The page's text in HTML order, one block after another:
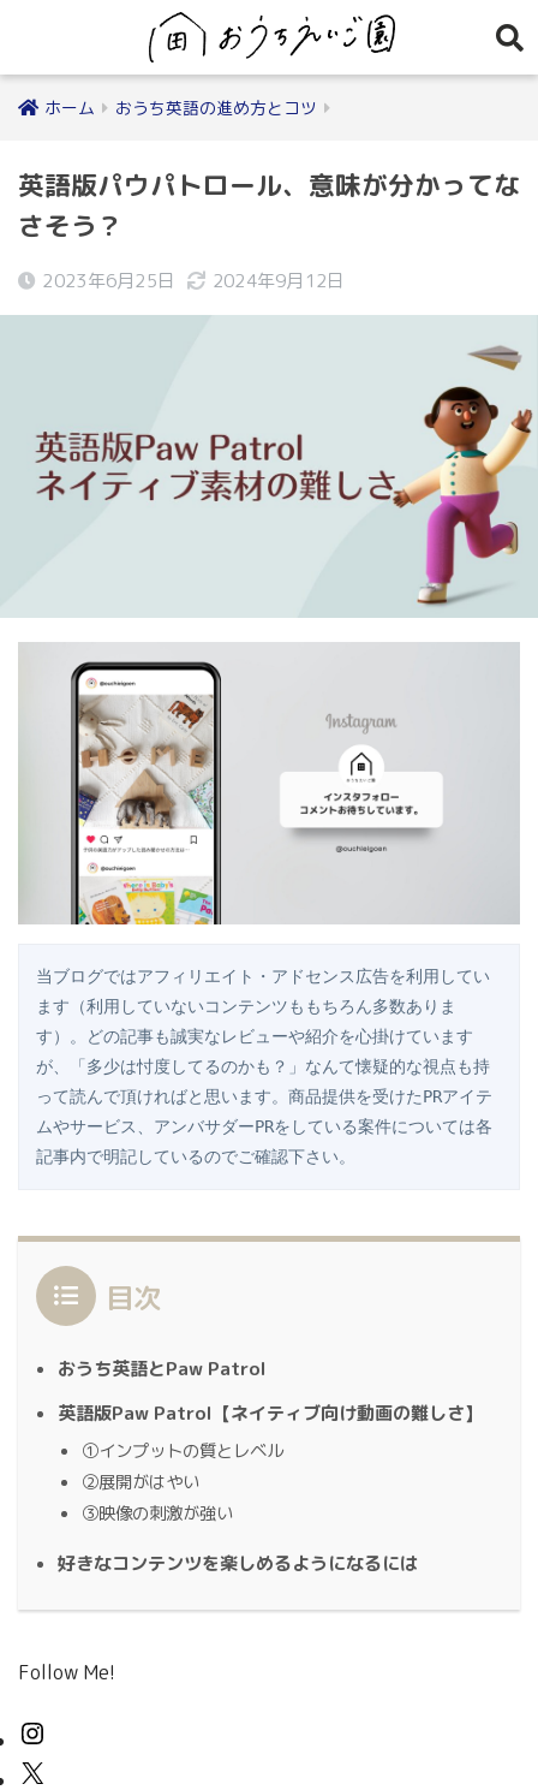
ホーム おうち英語の進め方とコツ
英語版パウパトロール、意味が分かってな
さそう？
2023年6月25日 2024年9月12日
当ブログではアフィリエイト・アドセンス広告を利用してい
ます（利用していないコンテンツももちろん多数ありま
す）。どの記事も誠実なレビューや紹介を心掛けています
が、「多少は忖度してるのかも？」なんて懐疑的な視点も持
って読んで頂ければと思います。商品提供を受けたPRアイテ
ムやサービス、アンバサダーPRをしている案件については各
記事内で明記しているのでご確認下さい。
目次
おうち英語とPaw Patrol
英語版Paw Patrol【ネイティブ向け動画の難しさ】
①インプットの質とレベル
②展開がはやい
③映像の刺激が強い
好きなコンテンツを楽しめるようになるには
Follow Me!